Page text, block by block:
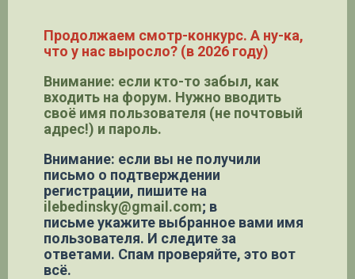
Продолжаем смотр-конкурс. А ну-ка,
что у нас выросло? (в 2026 году)
Внимание: если кто-то забыл, как
входить на форум. Нужно вводить
своё имя пользователя (не почтовый
адрес!) и пароль.
Внимание: если вы не получили
письмо о подтверждении
регистрации, пишите на
ilebedinsky@gmail.com; в
письме укажите выбранное вами имя
пользователя. И следите за
ответами. Спам проверяйте, это вот
всё.